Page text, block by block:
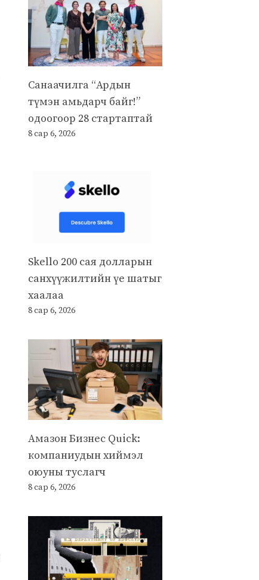
Санаачилга “Ардын
түмэн амьдарч байг!”
одоогоор 28 стартаптай
8 сар 6, 2026
Skello 200 сая долларын
санхүүжилтийн үе шатыг
хаалаа
8 сар 6, 2026
Амазон Бизнес Quick:
компаниудын хиймэл
оюуны туслагч
8 сар 6, 2026